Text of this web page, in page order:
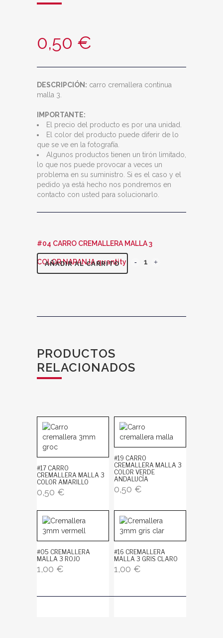
0,50 €
DESCRIPCIÓN: carro cremallera continua
malla 3.
IMPORTANTE:
El precio del producto es por una unidad.
El color del producto puede diferir de lo
que se ve en la fotografía.
Algunos productos tienen un tirón limitado,
lo que nos puede provocar a veces un
problema en su suministro. Si es el caso y el
pedido ya está hecho nos pondremos en
contacto con usted para solucionarlo.
#04 CARRO CREMALLERA MALLA 3
COLOR NARANJA quantity
AÑADIR AL CARRITO
PRODUCTOS
RELACIONADOS
#17 CARRO
CREMALLERA MALLA 3
COLOR AMARILLO
0,50 €
#19 CARRO
CREMALLERA MALLA 3
COLOR VERDE
ANDALUCÍA
0,50 €
#05 CREMALLERA
MALLA 3 ROJO
1,00 €
#16 CREMALLERA
MALLA 3 GRIS CLARO
1,00 €